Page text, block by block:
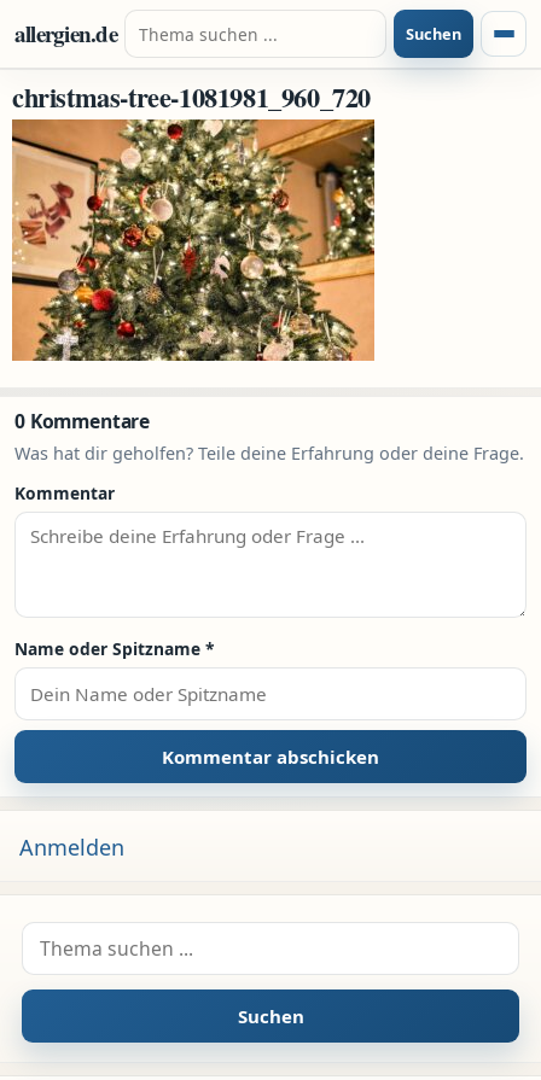
Zum Inhalt springen
allergien.de Suche nach: Suchen
christmas-tree-1081981_960_720
0 Kommentare
Was hat dir geholfen? Teile deine Erfahrung oder deine Frage.
Kommentar
Name oder Spitzname *
Anmelden
Suche nach:
Suchen